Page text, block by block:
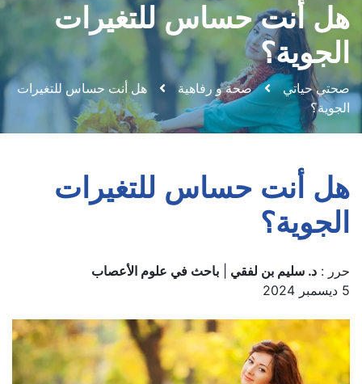
هل أنت حساس للتغيرات
الجوية؟
صحتي حياتي صحة و رفاهية
هل أنت حساس للتغيرات
الجوية؟
هل أنت حساس للتغيرات
الجوية؟
حرر : د. سليم بن لفقي
باحث في علوم الأعصاب
5 ديسمبر 2024